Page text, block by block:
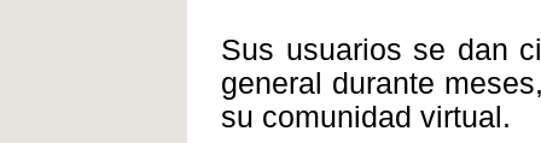
Sus usuarios se dan
general durante
su comunidad virtual.